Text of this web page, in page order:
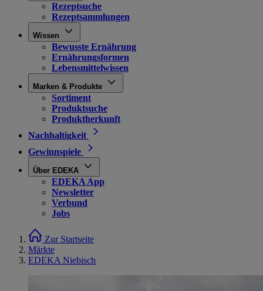
Rezeptsuche
Rezeptsammlungen
Wissen
Bewusste Ernährung
Ernährungsformen
Lebensmittelwissen
Marken & Produkte
Sortiment
Produktsuche
Produktherkunft
Nachhaltigkeit
Gewinnspiele
Über EDEKA
EDEKA App
Newsletter
Verbund
Jobs
Zur Startseite
Märkte
EDEKA Niebisch